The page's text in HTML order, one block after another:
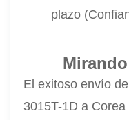
plazo
El exitoso envío
3015T-1D a